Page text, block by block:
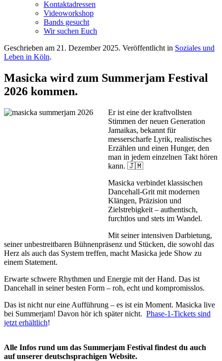
Kontaktadressen
Videoworkshop
Bands gesucht
Wir suchen Euch
Geschrieben am 21. Dezember 2025. Veröffentlicht in Soziales und
Leben in Köln.
Masicka wird zum Summerjam Festival
2026 kommen.
Er ist eine der kraftvollsten
Stimmen der neuen Generation
Jamaikas, bekannt für
messerscharfe Lyrik, realistisches
Erzählen und einen Hunger, den
man in jedem einzelnen Takt hören
kann. 🇯🇲
Masicka verbindet klassischen
Dancehall-Grit mit modernen
Klängen, Präzision und
Zielstrebigkeit – authentisch,
furchtlos und stets im Wandel.️
Mit seiner intensiven Darbietung,
seiner unbestreitbaren Bühnenpräsenz und Stücken, die sowohl das
Herz als auch das System treffen, macht Masicka jede Show zu
einem Statement.
Erwarte schwere Rhythmen und Energie mit der Hand. Das ist
Dancehall in seiner besten Form – roh, echt und kompromisslos.
Das ist nicht nur eine Aufführung – es ist ein Moment. Masicka live
bei Summerjam! Davon hör ich später nicht. Phase-1-Tickets sind
jetzt erhältlich!
Alle Infos rund um das Summerjam Festival findest du auch
auf unserer deutschsprachigen Website.